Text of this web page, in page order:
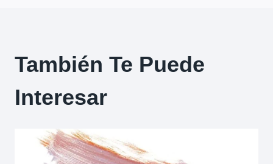
También Te Puede
Interesar